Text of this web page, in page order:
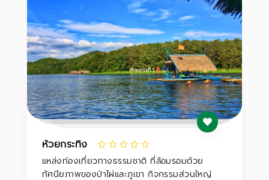
ห้วยกระทิง
แหล่งท่องเที่ยวทางธรรมชาติ ที่ล้อมรอมด้วย
ทัศนียภาพของป่าไผ่และภูเขา กิจกรรมส่วนใหญ่